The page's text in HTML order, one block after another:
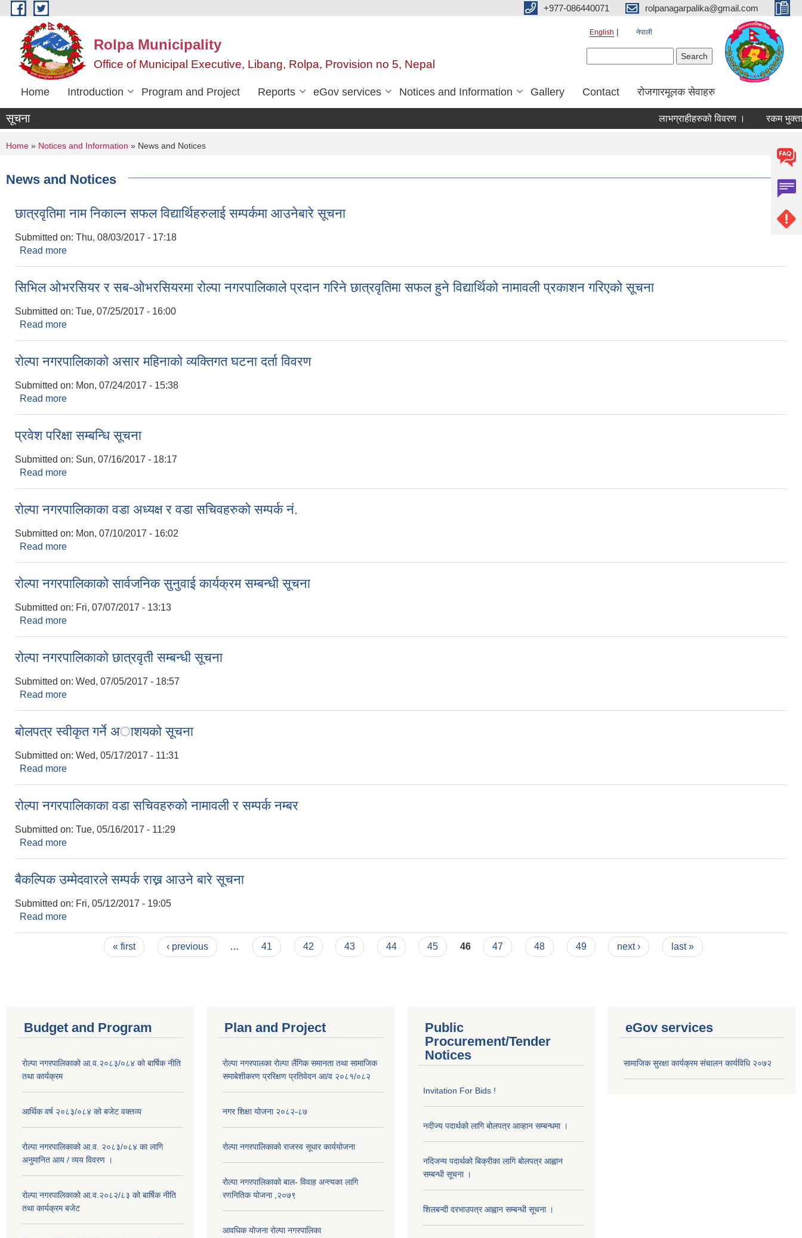
Skip to main content +977-086440071 rolpanagarpalika@gmail.com
Rolpa Municipality
Office of Municipal Executive, Libang, Rolpa, Provision no 5, Nepal
English नेपाली
Home Introduction Program and Project Reports eGov services Notices and Information Gallery Contact रोजगारमूलक सेवाहरु
सूचना लाभग्राहीहरुको विवरण । रकम भुक्तानी
You are here
Home » Notices and Information » News and Notices
News and Notices
छात्रवृतिमा नाम निकाल्न सफल विद्यार्थिहरुलाई सम्पर्कमा आउनेबारे सूचना
Submitted on: Thu, 08/03/2017 - 17:18
Read more
सिभिल ओभरसियर र सब-ओभरसियरमा रोल्पा नगरपालिकाले प्रदान गरिने छात्रवृतिमा सफल हुने विद्यार्थिको नामावली प्रकाशन गरिएको सूचना
Submitted on: Tue, 07/25/2017 - 16:00
Read more
रोल्पा नगरपालिकाको असार महिनाको व्यक्तिगत घटना दर्ता विवरण
Submitted on: Mon, 07/24/2017 - 15:38
Read more
प्रवेश परिक्षा सम्बन्धि सूचना
Submitted on: Sun, 07/16/2017 - 18:17
Read more
रोल्पा नगरपालिकाका वडा अध्यक्ष र वडा सचिवहरुको सम्पर्क नं.
Submitted on: Mon, 07/10/2017 - 16:02
Read more
रोल्पा नगरपालिकाको सार्वजनिक सुनुवाई कार्यक्रम सम्बन्धी सूचना
Submitted on: Fri, 07/07/2017 - 13:13
Read more
रोल्पा नगरपालिकाको छात्रवृती सम्बन्धी सूचना
Submitted on: Wed, 07/05/2017 - 18:57
Read more
बोलपत्र स्वीकृत गर्ने अाशयको सूचना
Submitted on: Wed, 05/17/2017 - 11:31
Read more
रोल्पा नगरपालिकाका वडा सचिवहरुको नामावली र सम्पर्क नम्बर
Submitted on: Tue, 05/16/2017 - 11:29
Read more
बैकल्पिक उम्मेदवारले सम्पर्क राख्न आउने बारे सूचना
Submitted on: Fri, 05/12/2017 - 19:05
Read more
« first ‹ previous … 41 42 43 44 45 46 47 48 49 next › last »
Budget and Program
रोल्पा नगरपालिकाको आ.व.२०८३/०८४ को बार्षिक नीति
तथा कार्यक्रम
आर्थिक वर्ष २०८३/०८४ को बजेट वक्तव्य
रोल्पा नगरपालिकाको आ.व. २०८३/०८४ का लागि
अनुमानित आय / व्यय विवरण ।
रोल्पा नगरपालिकाको आ.व.२०८२/८३ को बार्षिक नीति
तथा कार्यक्रम बजेट
Plan and Project
रोल्पा नगरपालका रोल्पा लैंगिक समानता तथा सामाजिक
समाबेशीकरण प्ररिक्षण प्रतिवेदन आ/व २०८१/०८२
नगर शिक्षा योजना २०८२-८७
रोल्पा नगरपालिकाको राजस्व सूधार कार्ययोजना
रोल्पा नगरपालिकाको बाल- विवाह अन्त्यका लागि
रणनितिक योजना ,२०७९
आवधिक योजना रोल्पा नगरपालिका
Public
Procurement/Tender
Notices
Invitation For Bids !
नदीज्य पदार्थको लागि बोलपत्र आव्हान सम्बन्धमा ।
नदिजन्य पदार्थको बिक्रीका लागि बोलपत्र आह्वान
सम्बन्धी सूचना ।
शिलबन्दी दरभाउपत्र आह्वान सम्बन्धी सूचना ।
eGov services
सामाजिक सुरक्षा कार्यक्रम संचालन कार्यविधि २०७२